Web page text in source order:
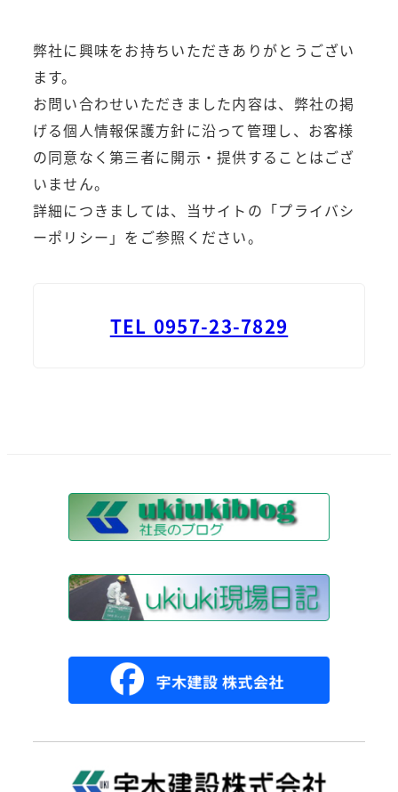
弊社に興味をお持ちいただきありがとうござい
ます。
お問い合わせいただきました内容は、弊社の掲
げる個人情報保護方針に沿って管理し、お客様
の同意なく第三者に開示・提供することはござ
いません。
詳細につきましては、当サイトの「プライバシ
ーポリシー」をご参照ください。
TEL 0957-23-7829